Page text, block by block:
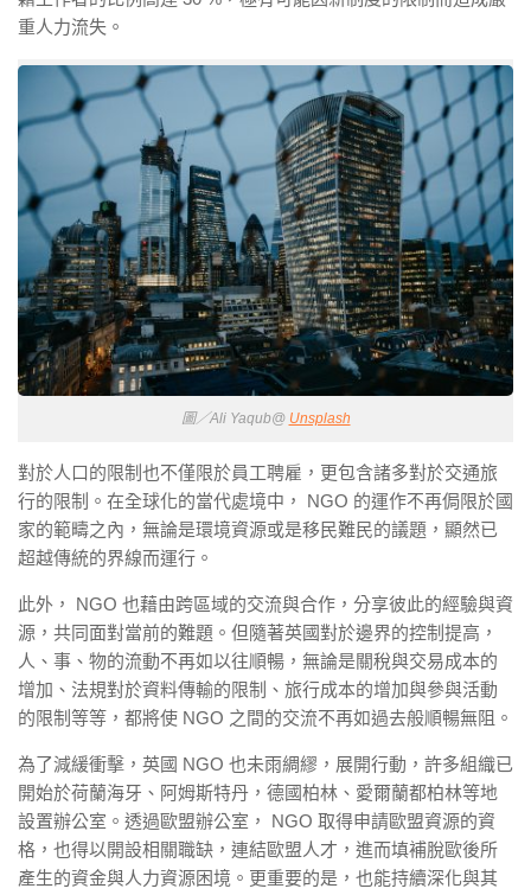
重人力流失。
圖／Ali Yaqub@ Unsplash
對於人口的限制也不僅限於員工聘雇，更包含諸多對於交通旅
行的限制。在全球化的當代處境中， NGO 的運作不再侷限於國
家的範疇之內，無論是環境資源或是移民難民的議題，顯然已
超越傳統的界線而運行。
此外， NGO 也藉由跨區域的交流與合作，分享彼此的經驗與資
源，共同面對當前的難題。但隨著英國對於邊界的控制提高，
人、事、物的流動不再如以往順暢，無論是關稅與交易成本的
增加、法規對於資料傳輸的限制、旅行成本的增加與參與活動
的限制等等，都將使 NGO 之間的交流不再如過去般順暢無阻。
為了減緩衝擊，英國 NGO 也未雨綢繆，展開行動，許多組織已
開始於荷蘭海牙、阿姆斯特丹，德國柏林、愛爾蘭都柏林等地
設置辦公室。透過歐盟辦公室， NGO 取得申請歐盟資源的資
格，也得以開設相關職缺，連結歐盟人才，進而填補脫歐後所
產生的資金與人力資源困境。更重要的是，也能持續深化與其